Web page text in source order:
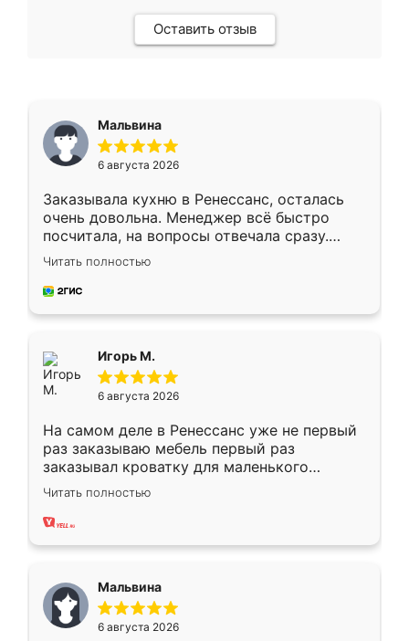
Оставить отзыв
Мальвина
6 августа 2026
Заказывала кухню в Ренессанс, осталась
очень довольна. Менеджер всё быстро
посчитала, на вопросы отвечала сразу.
Замерщик приехал в субботу, подошёл к
делу со всей ответственностью. Собрали
за день, ребята работали аккуратно, даже
Читать полностью
Игорь М.
6 августа 2026
На самом деле в Ренессанс уже не первый
раз заказываю мебель первый раз
заказывал кроватку для маленького
ребёнка при его рождении ,во второй раз
заказал шкаф-купе. По качеству очень
хорошее сборка достаточно быстрая,
меньше, здесь же он более разнообразный.
Мне нравится ,если что-то потребуется из
мебели буду заказывать только здесь.
Читать полностью
Мальвина
6 августа 2026